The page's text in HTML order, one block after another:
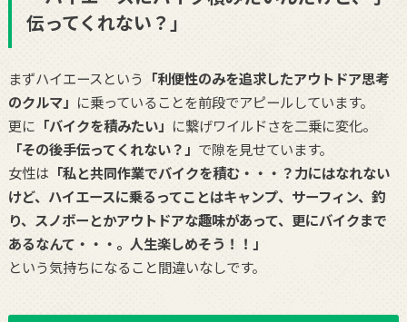
伝ってくれない？」
まずハイエースという 「利便性のみを追求したアウトドア思考
のクルマ」 に乗っていることを前段でアピールしています。
更に 「バイクを積みたい」 に繋げワイルドさを二乗に変化。
「その後手伝ってくれない？」 で隙を見せています。
女性は 「私と共同作業でバイクを積む・・・？力にはなれない
けど、ハイエースに乗るってことはキャンプ、サーフィン、釣
り、スノボーとかアウトドアな趣味があって、更にバイクまで
あるなんて・・・。人生楽しめそう！！」
という気持ちになること間違いなしです。